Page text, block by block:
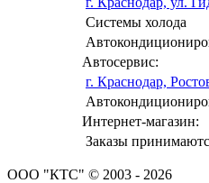
Системы холода
Автосервис:
г. Краснодар,
Интернет-магазин:
Заказы
ООО "КТС" © 2003 - 2026